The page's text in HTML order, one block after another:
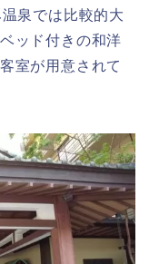
泉では比較的大
ッド付きの和洋
室が用意されて